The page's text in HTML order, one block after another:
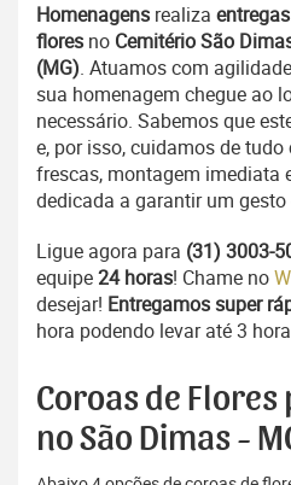
Homenagens realiza
flores no Cemitério São
(MG). Atuamos com
sua homenagem chegue ao
necessário. Sabemos que
e, por isso, cuidamos de
frescas, montagem imediata
dedicada a garantir um
Ligue agora para (31) 3003-
equipe24 horas! Chame no
desejar! Entregamos super
hora podendo levar até 3
Coroas de
no São Dimas -